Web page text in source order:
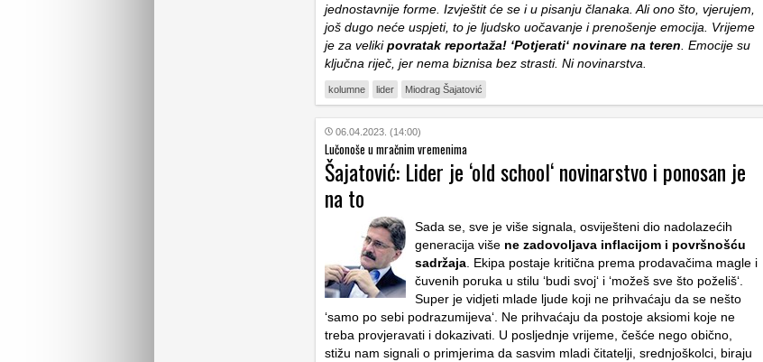
jednostavnije forme. Izvještit će se i u pisanju članaka. Ali ono što, vjerujem,
još dugo neće uspjeti, to je ljudsko uočavanje i prenošenje emocija. Vrijeme
je za velikipovratak reportaža! ‘Potjerati‘ novinare na teren . Emocije su
ključna riječ, jer nema biznisa bez strasti. Ni novinarstva.
kolumne lider Miodrag Šajatović
06.04.2023. (14:00)
Lučonoše u mračnim vremenima
Šajatović: Lider je ‘old school‘ novinarstvo i ponosan je
na to
Sada se, sve je više signala, osviješteni dio nadolazećih
generacija više ne zadovoljava inflacijom i površnošću
sadržaja . Ekipa postaje kritična prema prodavačima magle i
čuvenih poruka u stilu ‘budi svoj‘ i ‘možeš sve što poželiš‘.
Super je vidjeti mlade ljude koji ne prihvaćaju da se nešto
‘samo po sebi podrazumijeva‘. Ne prihvaćaju da postoje aksiomi koje ne
treba provjeravati i dokazivati. U posljednje vrijeme, češće nego obično,
stižu nam signali o primjerima da sasvim mladi čitatelji, srednjoškolci, biraju